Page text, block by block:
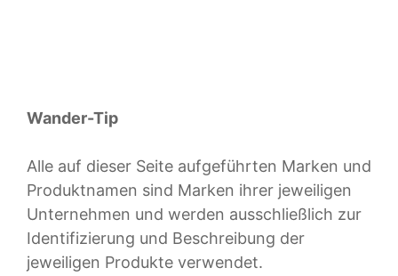
Wander-Tip
Alle auf dieser Seite aufgeführten Marken und
Produktnamen sind Marken ihrer jeweiligen
Unternehmen und werden ausschließlich zur
Identifizierung und Beschreibung der
jeweiligen Produkte verwendet.